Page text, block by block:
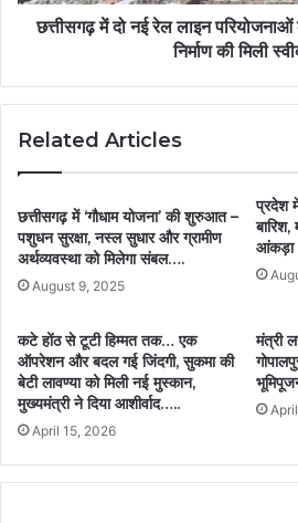
छत्तीसगढ़ में दो नई रेल लाइन
निर्माण की मिली
Related Articles
छत्तीसगढ़ में ‘गौधाम योजना’ की शुरुआत –
पशुधन सुरक्षा, नस्ल सुधार और ग्रामीण
अर्थव्यवस्था को मिलेगा संबल….
August 9, 2025
प्रदेश
बारिश,
आंकड़ा
कटे होंठ से टूटी हिम्मत तक… एक
ऑपरेशन और बदल गई जिंदगी, सुकमा की
बेटी लावण्या को मिली नई मुस्कान,
मुख्यमंत्री ने दिया आशीर्वाद…..
April 15, 2026
मंत्री